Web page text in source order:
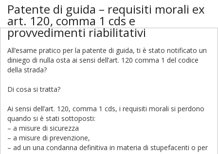
Patente di guida – requisiti morali ex
art. 120, comma 1 cds e
provvedimenti riabilitativi
All’esame pratico per la patente di guida, ti è stato notificato un
diniego di nulla osta ai sensi dell’art. 120 comma 1 del codice
della strada?
Di cosa si tratta?
Ai sensi dell’art. 120, comma 1 cds, i requisiti morali si perdono
quando si è stati sottoposti:
– a misure di sicurezza
– a misure di prevenzione,
– ad un una condanna definitiva in materia di stupefacenti o per